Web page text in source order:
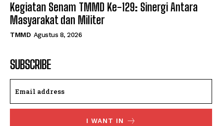
Kegiatan Senam TMMD Ke-129: Sinergi Antara
Masyarakat dan Militer
TMMD Agustus 8, 2026
SUBSCRIBE
I WANT IN